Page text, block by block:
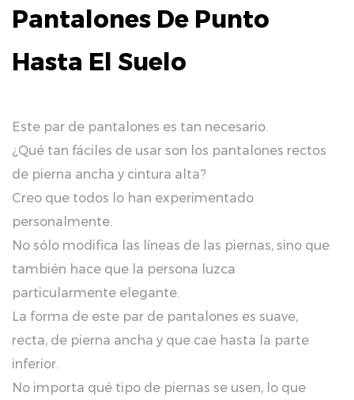
Pantalones De Punto
Hasta El Suelo
Este par de pantalones es tan necesario.
¿Qué tan fáciles de usar son los pantalones rectos
de pierna ancha y cintura alta?
Creo que todos lo han experimentado
personalmente.
No sólo modifica las líneas de las piernas, sino que
también hace que la persona luzca
particularmente elegante.
La forma de este par de pantalones es suave,
recta, de pierna ancha y que cae hasta la parte
inferior.
No importa qué tipo de piernas se usen, lo que